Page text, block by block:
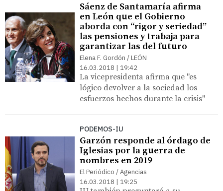
Sáenz de Santamaría afirma
en León que el Gobierno
aborda con “rigor y seriedad”
las pensiones y trabaja para
garantizar las del futuro
Elena F. Gordón / LEÓN
16.03.2018 | 19:42
La vicepresidenta afirma que "es
lógico devolver a la sociedad los
esfuerzos hechos durante la crisis"
PODEMOS-IU
Garzón responde al órdago de
Iglesias por la guerra de
nombres en 2019
El Periódico / Agencias
16.03.2018 | 19:25